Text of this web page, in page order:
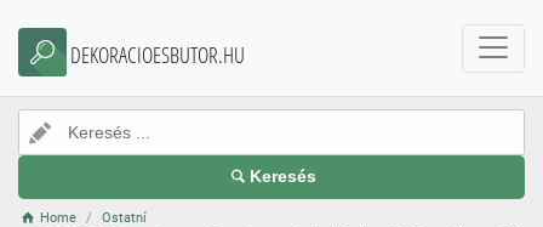
DEKORACIOESBUTOR.HU
Keresés
Home
Ostatní